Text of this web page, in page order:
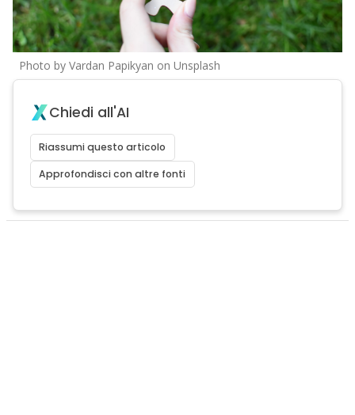
Photo by Vardan Papikyan on Unsplash
Chiedi all'AI
Riassumi questo articolo
Approfondisci con altre fonti